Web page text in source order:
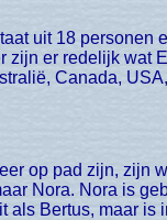
zijn er redelijk wat
Canada,
Nora. Nora is
als Bertus, maar is